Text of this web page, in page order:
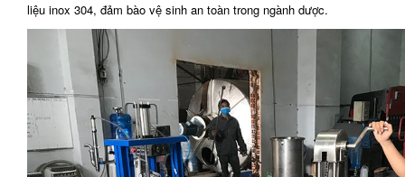
liệu inox 304, đảm bào vệ sinh an toàn trong ngành dược.